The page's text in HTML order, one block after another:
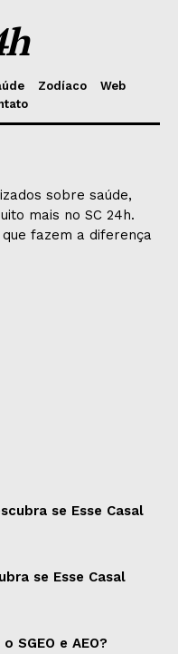
Zodíaco
Web
sobre saúde,
mais no SC 24h.
fazem a diferença
se Esse Casal
se Esse Casal
SGEO e AEO?